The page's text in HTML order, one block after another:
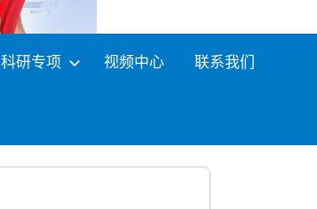
科研专项 视频中心 联系我们